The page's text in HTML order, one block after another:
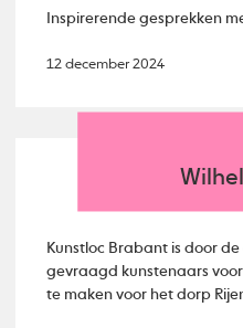
Inspirerende gesprekken
12 december 2024
Kunstloc Brabant is door
gevraagd kunstenaars
te maken voor het dorp